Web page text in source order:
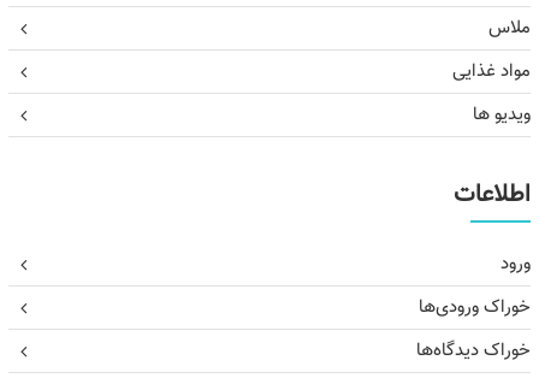
ملاس
مواد غذایی
ویدیو ها
اطلاعات
ورود
خوراک ورودی‌ها
خوراک دیدگاه‌ها